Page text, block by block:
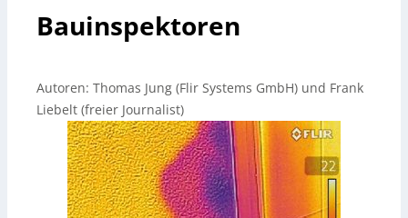
Bauinspektoren
Autoren: Thomas Jung (Flir Systems GmbH) und Frank
Liebelt (freier Journalist)